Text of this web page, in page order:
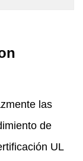
las
de
UL